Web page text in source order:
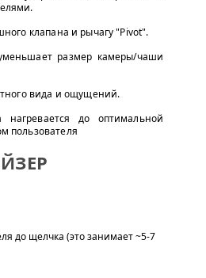
клапана и рычагу "Pivot".
размер камеры/чаши
вида и ощущений.
до оптимальной
пользователя
до щелчка (это занимает ~5-7